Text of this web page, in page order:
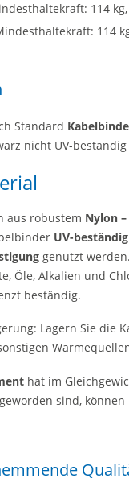
114
114
Standard
nicht UV-
aus robustem Nylon
UV-beständig
genutzt
Öle, Alkalien und
beständig.
Lagern Sie die
hat im
sind,